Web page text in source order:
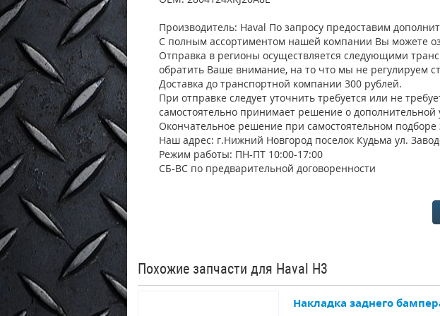
Производитель: Haval По запросу предоставим
С полным ассортиментом нашей компании Вы можете
Отправка в регионы осуществляется следующими
обратить Ваше внимание, на то что мы не регулируем
Доставка до транспортной компании 300 рублей.
При отправке следует уточнить требуется или не
самостоятельно принимает решение о дополнительной
Окончательное решение при самостоятельном
Наш адрес: г.Нижний Новгород поселок Кудьма ул.
Режим работы: ПН-ПТ 10:00-17:00
СБ-ВС по предварительной договоренности
Похожие запчасти для Haval H3
Накладка заднего